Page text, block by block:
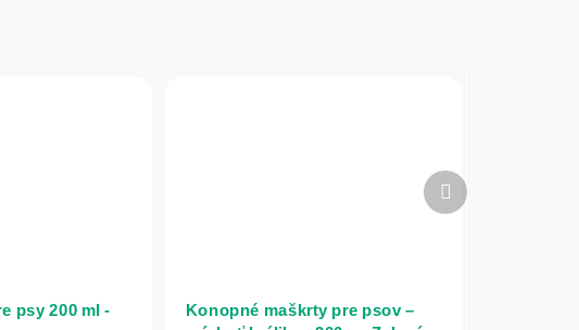
psy 200 ml - Konopné maškrty pre psov –
Ďalší
produkt